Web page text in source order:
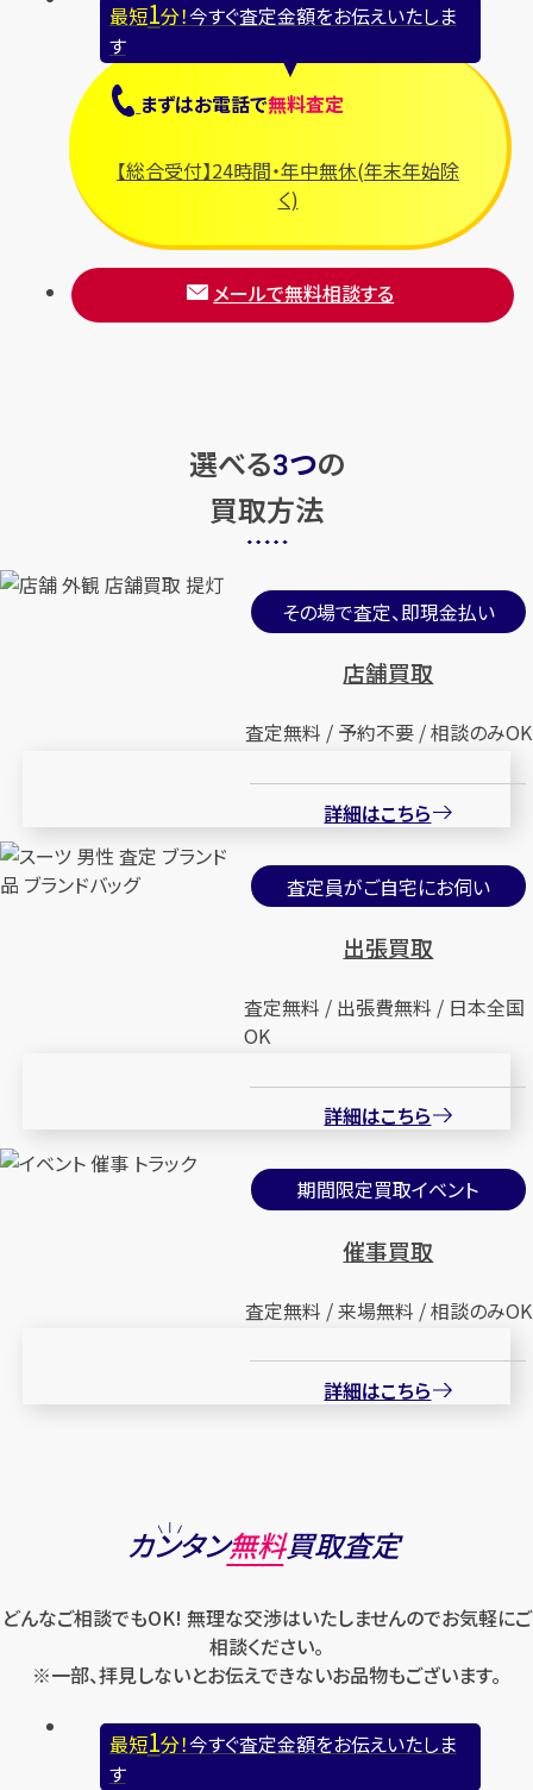
最短1分！今すぐ査定金額をお伝えいたしま
す
まずはお電話で無料査定
【総合受付】24時間・年中無休(年末年始除
く)
メールで無料相談する
選べる3つの
買取方法
その場で査定、即現金払い
店舗買取
査定無料 / 予約不要 / 相談のみOK
詳細はこちら
査定員がご自宅にお伺い
出張買取
査定無料 / 出張費無料 / 日本全国
OK
詳細はこちら
期間限定買取イベント
催事買取
査定無料 / 来場無料 / 相談のみOK
詳細はこちら
カンタン無料買取査定
どんなご相談でもOK! 無理な交渉はいたしませんのでお気軽にご
相談ください。
※一部、拝見しないとお伝えできないお品物もございます。
最短1分！今すぐ査定金額をお伝えいたしま
す